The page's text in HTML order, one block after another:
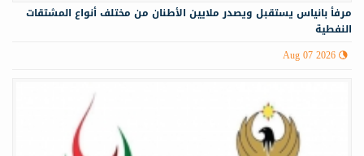
مرفأ بانياس يستقبل ويصدر ملايين الأطنان من مختلف أنواع المشتقات
النفطية
Aug 07 2026